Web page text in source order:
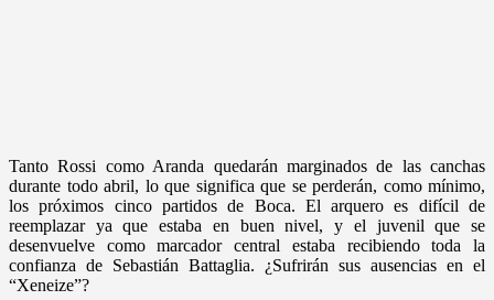
Tanto Rossi como Aranda quedarán marginados de las canchas
durante todo abril, lo que significa que se perderán, como mínimo,
los próximos cinco partidos de Boca. El arquero es difícil de
reemplazar ya que estaba en buen nivel, y el juvenil que se
desenvuelve como marcador central estaba recibiendo toda la
confianza de Sebastián Battaglia. ¿Sufrirán sus ausencias en el
“Xeneize”?